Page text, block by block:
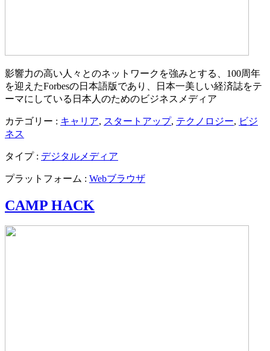
影響力の高い人々とのネットワークを強みとする、100周年
を迎えたForbesの日本語版であり、日本一美しい経済誌をテ
ーマにしている日本人のためのビジネスメディア
カテゴリー : キャリア, スタートアップ, テクノロジー, ビジ
ネス
タイプ : デジタルメディア
プラットフォーム : Webブラウザ
CAMP HACK